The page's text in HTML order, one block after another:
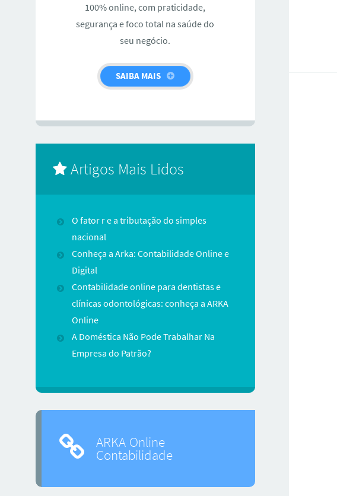
100% online, com praticidade,
segurança e foco total na saúde do
seu negócio.
SAIBA MAIS
Artigos Mais Lidos
O fator r e a tributação do simples
nacional
Conheça a Arka: Contabilidade Online e
Digital
Contabilidade online para dentistas e
clínicas odontológicas: conheça a ARKA
Online
A Doméstica Não Pode Trabalhar Na
Empresa do Patrão?
ARKA Online
Contabilidade